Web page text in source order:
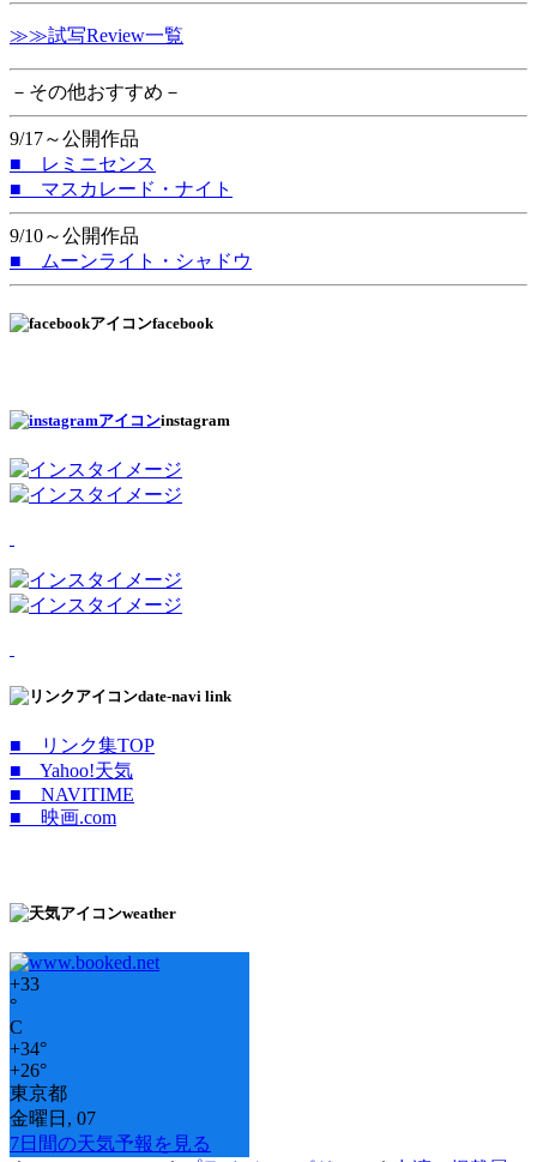
≫≫試写Review一覧
－その他おすすめ－
9/17～公開作品
■ レミニセンス
■ マスカレード・ナイト
9/10～公開作品
■ ムーンライト・シャドウ
facebook
instagram
date-navi link
■ リンク集TOP
■ Yahoo!天気
■ NAVITIME
■ 映画.com
weather
+33
°
C
+34°
+26°
東京都
金曜日, 07
7日間の天気予報を見る